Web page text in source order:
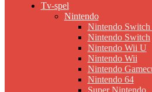
Tv-spel
Nintendo
Nintendo Switch
Nintendo Switch
Nintendo Wii U
Nintendo Wii
Nintendo
Nintendo 64